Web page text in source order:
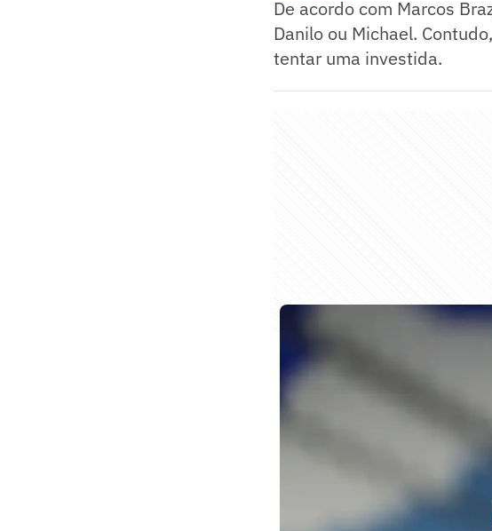
De acordo com Marcos
Danilo ou Michael.
tentar uma investida.